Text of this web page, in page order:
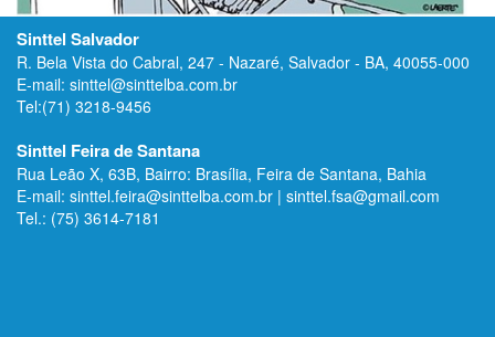
Sinttel Salvador
R. Bela Vista do Cabral, 247 - Nazaré, Salvador - BA, 40055-000
E-mail: sinttel@sinttelba.com.br
Tel:(71) 3218-9456
Sinttel Feira de Santana
Rua Leão X, 63B, Bairro: Brasília, Feira de Santana, Bahia
E-mail: sinttel.feira@sinttelba.com.br | sinttel.fsa@gmail.com
Tel.: (75) 3614-7181